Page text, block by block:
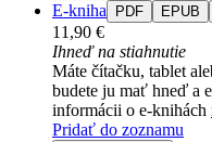
E-kniha PDF EPUB
11,90 €
Ihneď na stiahnutie
Máte čítačku, tablet
budete ju mať hneď a
informácii o e-knihách
Pridať do zoznamu